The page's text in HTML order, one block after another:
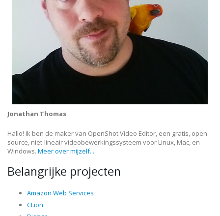
Jonathan Thomas
Hallo! Ik ben de maker van OpenShot Video Editor, een gratis, open
source, niet-lineair videobewerkingssysteem voor Linux, Mac, en
Windows. Meer over mijzelf...
Belangrijke projecten
Amazon Web Services
CLion